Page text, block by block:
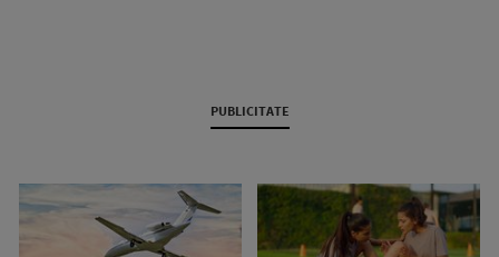
PUBLICITATE